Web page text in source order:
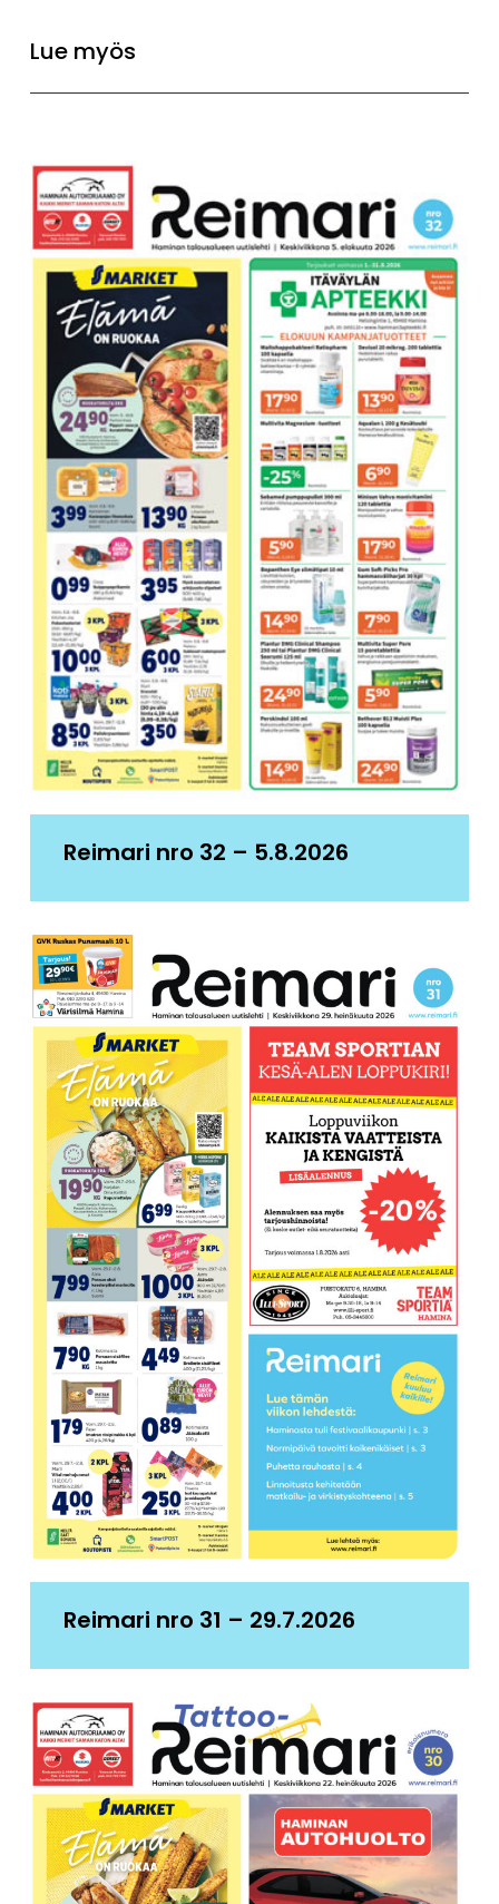
Lue myös
Reimari nro 32 – 5.8.2026
Reimari nro 31 – 29.7.2026